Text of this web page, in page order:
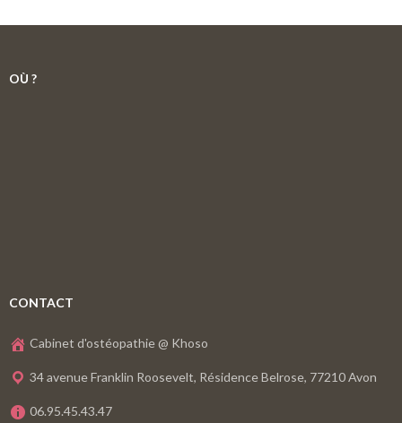
OÙ ?
CONTACT
Cabinet d'ostéopathie @ Khoso
34 avenue Franklin Roosevelt, Résidence Belrose, 77210 Avon
06.95.45.43.47